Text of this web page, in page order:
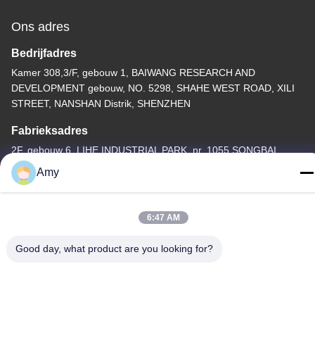
Ons adres
Bedrijfadres
Kamer 308,3/F, gebouw 1, BAIWANG RESEARCH AND
DEVELOPMENT gebouw, NO. 5298, SHAHE WEST ROAD, XILI
STREET, NANSHAN Distrik, SHENZHEN
Fabrieksadres
2F, gebouw 6, LIHE INDUSTRIAL PARK, nr. 1055 SONGBAI
ROAD, XILI, NANSHAN, SHENZHEN
Telefoon
Amy
6:47 AM
Good day, what product are you looking for?